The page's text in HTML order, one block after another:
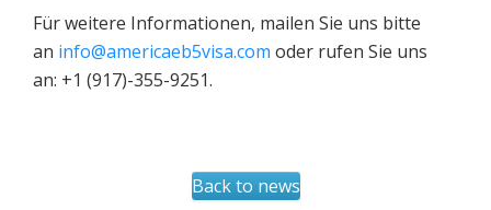
Für weitere Informationen, mailen Sie uns bitte
an info@americaeb5visa.com oder rufen Sie uns
an: +1 (917)-355-9251.
Back to news